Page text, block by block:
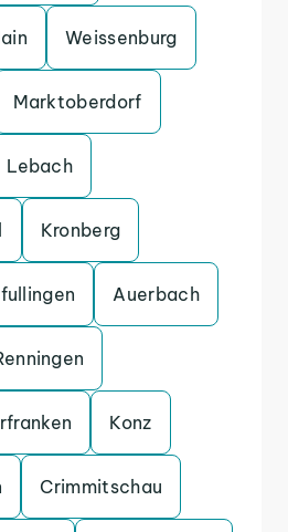
Weissenburg
Marktoberdorf
Lebach
Kronberg
Auerbach
Konz
Crimmitschau